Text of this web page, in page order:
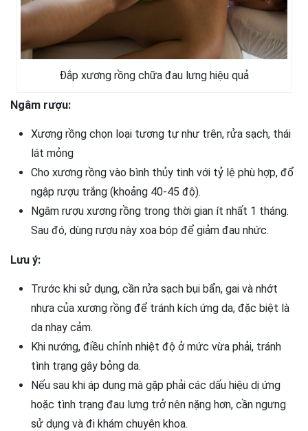
Đắp xương rồng chữa đau lưng hiệu quả
Ngâm rượu:
Xương rồng chọn loại tương tự như trên, rửa sạch, thái
lát mỏng
Cho xương rồng vào bình thủy tinh với tỷ lệ phù hợp, đổ
ngập rượu trắng (khoảng 40-45 độ).
Ngâm rượu xương rồng trong thời gian ít nhất 1 tháng.
Sau đó, dùng rượu này xoa bóp để giảm đau nhức.
Lưu ý:
Trước khi sử dụng, cần rửa sạch bụi bẩn, gai và nhớt
nhựa của xương rồng để tránh kích ứng da, đặc biệt là
da nhạy cảm.
Khi nướng, điều chỉnh nhiệt độ ở mức vừa phải, tránh
tình trạng gây bỏng da.
Nếu sau khi áp dụng mà gặp phải các dấu hiệu dị ứng
hoặc tình trạng đau lưng trở nên nặng hơn, cần ngưng
sử dụng và đi khám chuyên khoa.